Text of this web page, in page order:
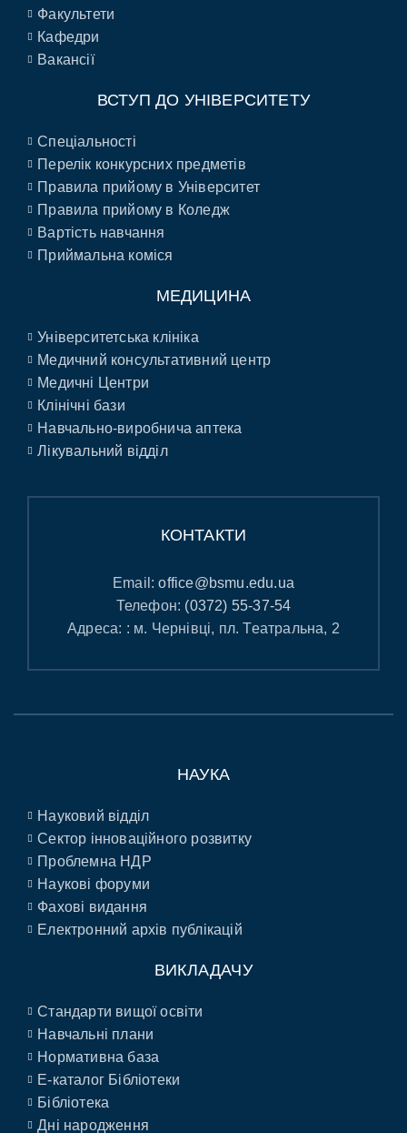
Факультети
Кафедри
Вакансії
ВСТУП ДО УНІВЕРСИТЕТУ
Спеціальності
Перелік конкурсних предметів
Правила прийому в Університет
Правила прийому в Коледж
Вартість навчання
Приймальна коміся
МЕДИЦИНА
Університетська клініка
Медичний консультативний центр
Медичні Центри
Клінічні бази
Навчально-виробнича аптека
Лікувальний відділ
КОНТАКТИ
Email:office@bsmu.edu.ua
Телефон: (0372) 55-37-54
Адреса: : м. Чернівці, пл. Театральна, 2
НАУКА
Науковий відділ
Сектор інноваційного розвитку
Проблемна НДР
Наукові форуми
Фахові видання
Електронний архів публікацій
ВИКЛАДАЧУ
Стандарти вищої освіти
Навчальні плани
Нормативна база
E-каталог Бібліотеки
Бібліотека
Дні народження